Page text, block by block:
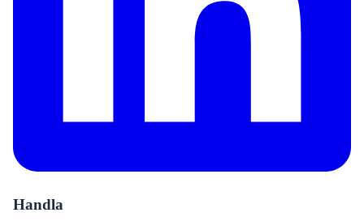
Handla